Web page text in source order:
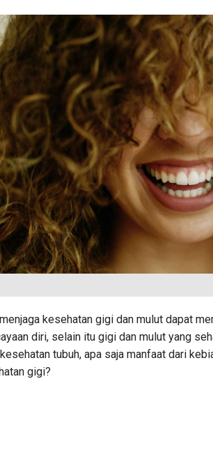
kesehatan gigi dan mulut dapat
diri, selain itu gigi dan mulut yang
tubuh, apa saja manfaat dari
gigi?